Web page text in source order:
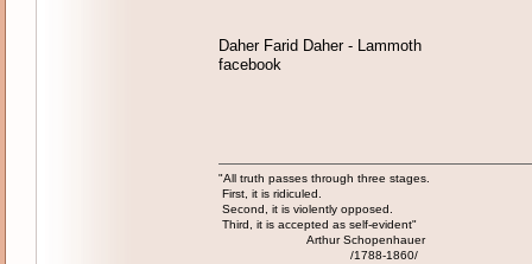
Daher Farid Daher - Lammoth
facebook
"All truth passes through three stages.
First, it is ridiculed.
Second, it is violently opposed.
Third, it is accepted as self-evident"
Arthur Schopenhauer
/1788-1860/